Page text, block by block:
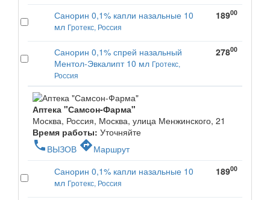
Санорин 0,1% капли назальные 10
мл Гротекс, Россия
18900
Санорин 0,1% спрей назальный
Ментол-Эвкалипт 10 мл Гротекс,
Россия
27800
Аптека "Самсон-Фарма"
Москва, Россия, Москва, улица Менжинского, 21
Время работы: Уточняйте
phone ВЫЗОВ directionsМаршрут
Санорин 0,1% капли назальные 10
мл Гротекс, Россия
18900